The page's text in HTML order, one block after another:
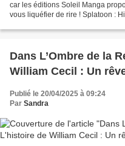
car les éditions Soleil Manga
vous liquéfier de rire ! Splatoon :
Dans L’Ombre de la
William Cecil : Un
Publié le 20/04/2025 à 09:24
Par Sandra